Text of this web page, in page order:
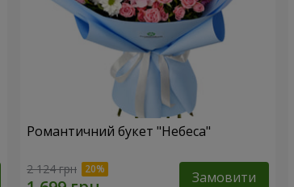
Романтичний букет "Небеса"
2 124 грн Замовити